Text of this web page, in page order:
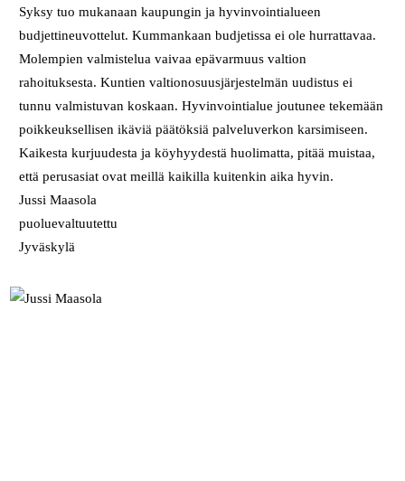
Syksy tuo mukanaan kaupungin ja hyvinvointialueen
budjettineuvottelut. Kummankaan budjetissa ei ole hurrattavaa.
Molempien valmistelua vaivaa epävarmuus valtion
rahoituksesta. Kuntien valtionosuusjärjestelmän uudistus ei
tunnu valmistuvan koskaan. Hyvinvointialue joutunee tekemään
poikkeuksellisen ikäviä päätöksiä palveluverkon karsimiseen.
Kaikesta kurjuudesta ja köyhyydestä huolimatta, pitää muistaa,
että perusasiat ovat meillä kaikilla kuitenkin aika hyvin.
Jussi Maasola
puoluevaltuutettu
Jyväskylä